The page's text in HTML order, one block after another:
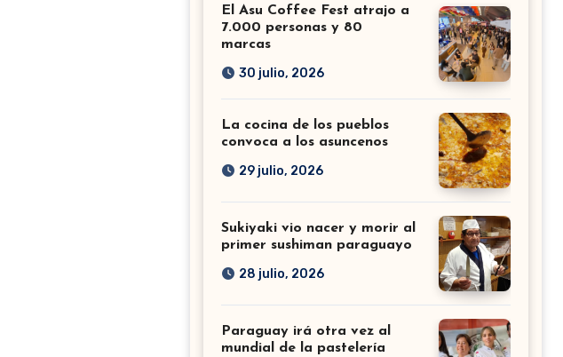
El Asu Coffee Fest atrajo a
7.000 personas y 80
marcas
30 julio, 2026
La cocina de los pueblos
convoca a los asuncenos
29 julio, 2026
Sukiyaki vio nacer y morir al
primer sushiman paraguayo
28 julio, 2026
Paraguay irá otra vez al
mundial de la pastelería